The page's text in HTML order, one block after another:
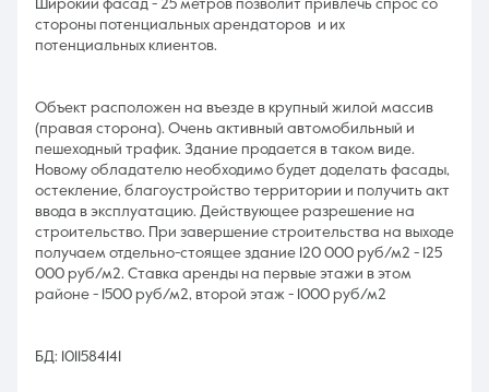
Широкий фасад - 25 метров позволит привлечь спрос со
стороны потенциальных арендаторов и их
потенциальных клиентов.
Объект расположен на въезде в крупный жилой массив
(правая сторона). Очень активный автомобильный и
пешеходный трафик. Здание продается в таком виде.
Новому обладателю необходимо будет доделать фасады,
остекление, благоустройство территории и получить акт
ввода в эксплуатацию. Действующее разрешение на
строительство. При завершение строительства на выходе
получаем отдельно-стоящее здание 120 000 руб/м2 - 125
000 руб/м2. Ставка аренды на первые этажи в этом
районе - 1500 руб/м2, второй этаж - 1000 руб/м2
БД: 1011584141